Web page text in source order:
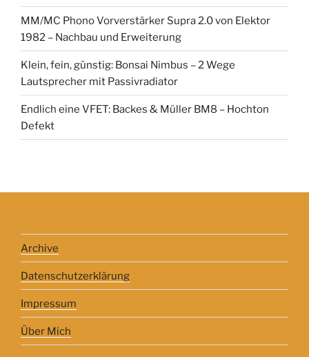
MM/MC Phono Vorverstärker Supra 2.0 von Elektor
1982 – Nachbau und Erweiterung
Klein, fein, günstig: Bonsai Nimbus – 2 Wege
Lautsprecher mit Passivradiator
Endlich eine VFET: Backes & Müller BM8 – Hochton
Defekt
Archive
Datenschutzerklärung
Impressum
Über Mich